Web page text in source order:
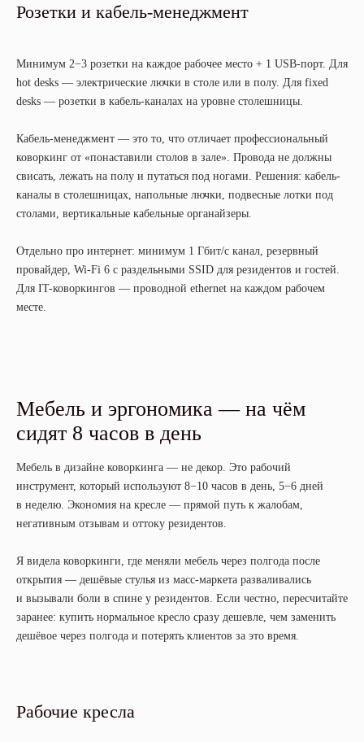
Розетки и кабель-менеджмент
Минимум 2−3 розетки на каждое рабочее место + 1 USB-порт. Для
hot desks — электрические лючки в столе или в полу. Для fixed
desks — розетки в кабель-каналах на уровне столешницы.
Кабель-менеджмент — это то, что отличает профессиональный
коворкинг от «понаставили столов в зале». Провода не должны
свисать, лежать на полу и путаться под ногами. Решения: кабель-
каналы в столешницах, напольные лючки, подвесные лотки под
столами, вертикальные кабельные органайзеры.
Отдельно про интернет: минимум 1 Гбит/с канал, резервный
провайдер, Wi-Fi 6 с раздельными SSID для резидентов и гостей.
Для IT-коворкингов — проводной ethernet на каждом рабочем
месте.
Мебель и эргономика — на чём
сидят 8 часов в день
Мебель в дизайне коворкинга — не декор. Это рабочий
инструмент, который используют 8−10 часов в день, 5−6 дней
в неделю. Экономия на кресле — прямой путь к жалобам,
негативным отзывам и оттоку резидентов.
Я видела коворкинги, где меняли мебель через полгода после
открытия — дешёвые стулья из масс-маркета разваливались
и вызывали боли в спине у резидентов. Если честно, пересчитайте
заранее: купить нормальное кресло сразу дешевле, чем заменить
дешёвое через полгода и потерять клиентов за это время.
Рабочие кресла